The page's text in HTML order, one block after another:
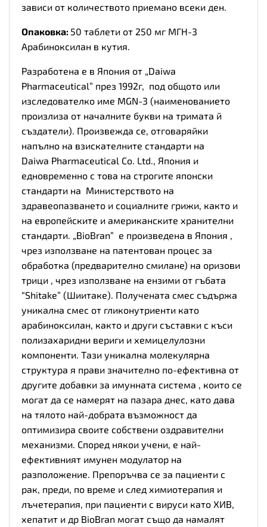
зависи от количеството приемано всеки ден.
Опаковка: 50 таблети от 250 мг МГН-3
Арабиноксилан в кутия.
Разработена е в Япония от „Daiwa
Pharmaceutical” през 1992г, под общото или
изследователко име MGN-3 (наименованието
произлиза от началните букви на тримата й
създатели) Произвежда се, отговаряйки
напълно на взискателните стандарти на
Daiwa Pharmaceutical Co. Ltd.,
Япония и
едновременно с това на строгите японски
стандарти на Министерството на
здравеопазването и социалните грижи, както и
на европейските и американските хранителни
стандарти. „BioBran” е произведена в Япония ,
чрез използване на патентован процес за
обработка (предварително смилане) на оризови
трици , чрез използване на ензими от гъбата
“Shitake” (Шиитаке). Получената смес съдържа
уникална смес от гликонутриенти като
арабиноксилан, както и други съставки с къси
полизахаридни вериги и хемицелулозни
компоненти. Тази уникална молекулярна
структура я прави значително по-ефективна от
другите добавки за имунната система , които се
могат да се намерят на пазара днес, като дава
на тялото най-добрата възможност да
оптимизира своите собствени оздравителни
механизми. Според някои учени, е най-
ефективният имунен модулатор на
разположение. Препоръчва се за пациенти с
рак, преди, по време и след химиотерапия и
лъчетерапия, при пациенти с вируси като ХИВ,
хепатит и др BioBran могат също да намалят